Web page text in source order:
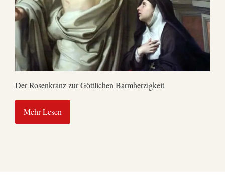
Der Rosenkranz zur Göttlichen Barmherzigkeit
Mehr Lesen